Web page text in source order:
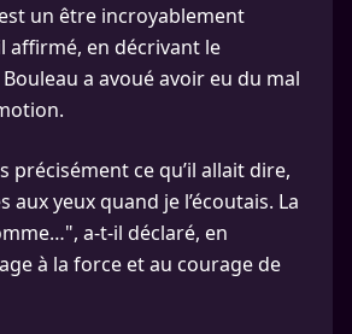
un être incroyablement
affirmé, en décrivant le
a avoué avoir eu du mal
précisément ce qu’il allait dire,
aux yeux quand je l’écoutais. La
a-t-il déclaré, en
à la force et au courage de